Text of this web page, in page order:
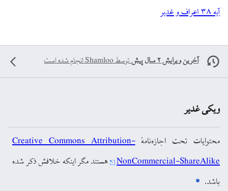
آيه ۳۸ اعراف و غدیر
آخرین ویرایش ۲ سال پیش توسطShamlooانجام شده است
ویکی غدیر
محتوایات تحت اجازه‌نامهٔCreative Commons Attribution-
NonCommercial-ShareAlike هستند مگر اینکه خلافش ذکر شده
باشد.